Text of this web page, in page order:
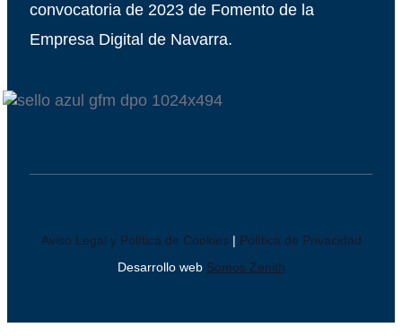
convocatoria de 2023 de Fomento de la
Empresa Digital de Navarra.
Aviso Legal y Política de Cookies | Política de Privacidad
Desarrollo web Somos Zenith